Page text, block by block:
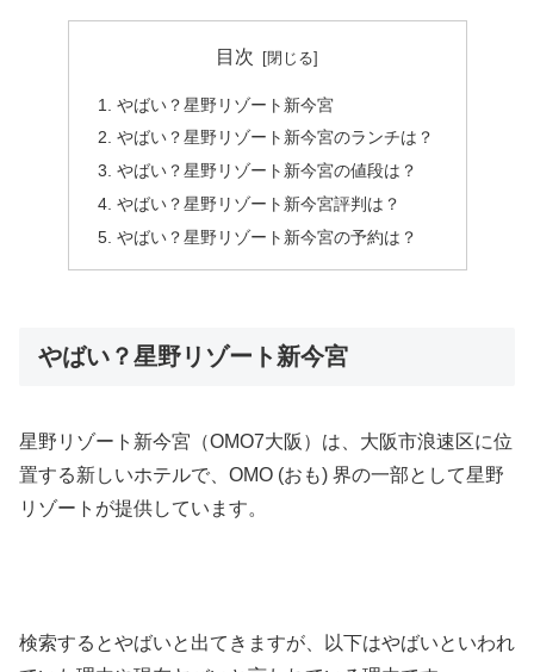
目次
やばい？星野リゾート新今宮
やばい？星野リゾート新今宮のランチは？
やばい？星野リゾート新今宮の値段は？
やばい？星野リゾート新今宮評判は？
やばい？星野リゾート新今宮の予約は？
やばい？星野リゾート新今宮
星野リゾート新今宮（OMO7大阪）は、大阪市浪速区に位
置する新しいホテルで、OMO (おも) 界の一部として星野
リゾートが提供しています。
検索するとやばいと出てきますが、以下はやばいといわれ